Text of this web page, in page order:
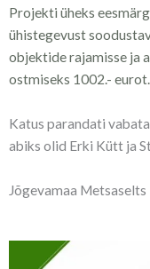
Projekti üheks
ühistegevust
objektide rajamisse ja
ostmiseks 1002.- eurot.
Katus parandati
abiks olid Erki Kütt ja
Jõgevamaa Metsaselts